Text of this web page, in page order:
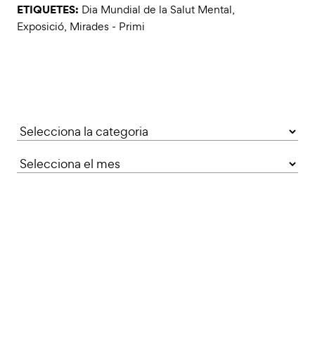
ETIQUETES: Dia Mundial de la Salut Mental,
Exposició, Mirades - Primi
Categories